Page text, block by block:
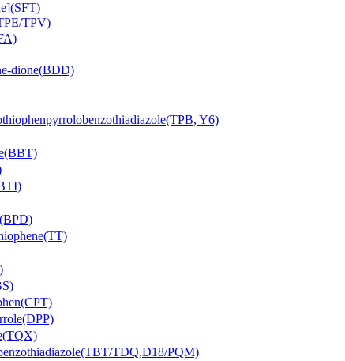
TPV)
dione(BDD)
Y6)
TDQ,D18/PQM)